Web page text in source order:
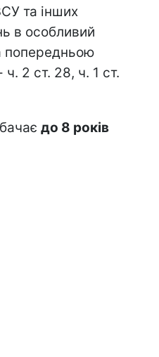
та інших
в особливий
попередньою
2 ст. 28, ч. 1 ст.
до 8 років